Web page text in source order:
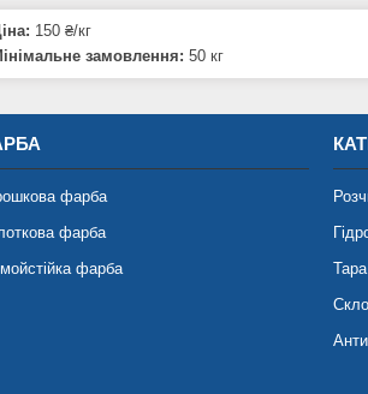
150 ₴/кг
замовлення: 50 кг
фарба
фарба
фарба